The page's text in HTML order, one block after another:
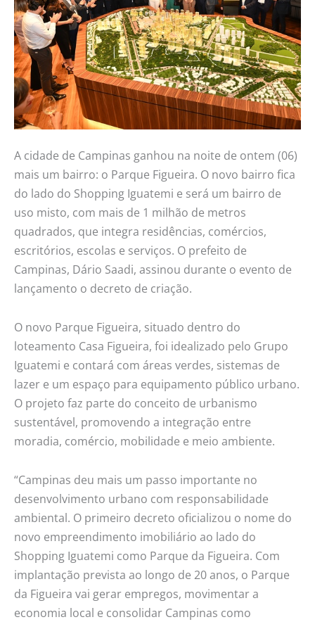
A cidade de Campinas ganhou na noite de ontem (06)
mais um bairro: o Parque Figueira. O novo bairro fica
do lado do Shopping Iguatemi e será um bairro de
uso misto, com mais de 1 milhão de metros
quadrados, que integra residências, comércios,
escritórios, escolas e serviços. O prefeito de
Campinas, Dário Saadi, assinou durante o evento de
lançamento o decreto de criação.
O novo Parque Figueira, situado dentro do
loteamento Casa Figueira, foi idealizado pelo Grupo
Iguatemi e contará com áreas verdes, sistemas de
lazer e um espaço para equipamento público urbano.
O projeto faz parte do conceito de urbanismo
sustentável, promovendo a integração entre
moradia, comércio, mobilidade e meio ambiente.
“Campinas deu mais um passo importante no
desenvolvimento urbano com responsabilidade
ambiental. O primeiro decreto oficializou o nome do
novo empreendimento imobiliário ao lado do
Shopping Iguatemi como Parque da Figueira. Com
implantação prevista ao longo de 20 anos, o Parque
da Figueira vai gerar empregos, movimentar a
economia local e consolidar Campinas como
de
Campinas